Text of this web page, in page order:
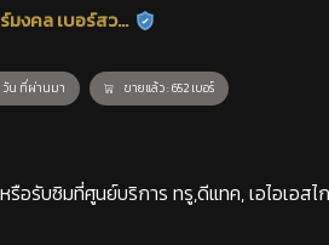
งคล เบอร์สวย ร้านยืนยันแล้ว
วัน ที่ผ่านมา ขายแล้ว : 652 เบอร์
รับซิมที่ศูนย์บริการ ทรู,ดีแทค, เอไอเอสไ